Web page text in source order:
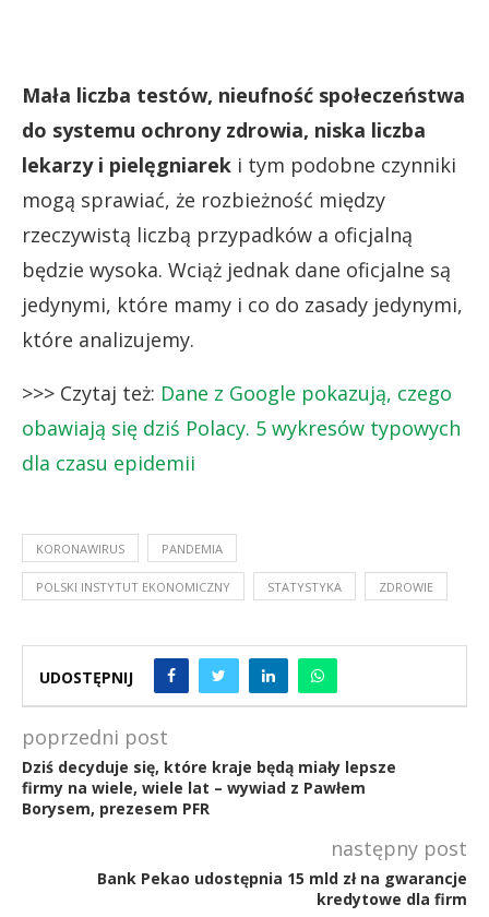
Mała liczba testów, nieufność społeczeństwa
do systemu ochrony zdrowia, niska liczba
lekarzy i pielęgniarek i tym podobne czynniki
mogą sprawiać, że rozbieżność między
rzeczywistą liczbą przypadków a oficjalną
będzie wysoka. Wciąż jednak dane oficjalne są
jedynymi, które mamy i co do zasady jedynymi,
które analizujemy.
>>> Czytaj też: Dane z Google pokazują, czego
obawiają się dziś Polacy. 5 wykresów typowych
dla czasu epidemii
KORONAWIRUS PANDEMIA
POLSKI INSTYTUT EKONOMICZNY STATYSTYKA ZDROWIE
UDOSTĘPNIJ
poprzedni post
Dziś decyduje się, które kraje będą miały lepsze
firmy na wiele, wiele lat – wywiad z Pawłem
Borysem, prezesem PFR
następny post
Bank Pekao udostępnia 15 mld zł na gwarancje
kredytowe dla firm